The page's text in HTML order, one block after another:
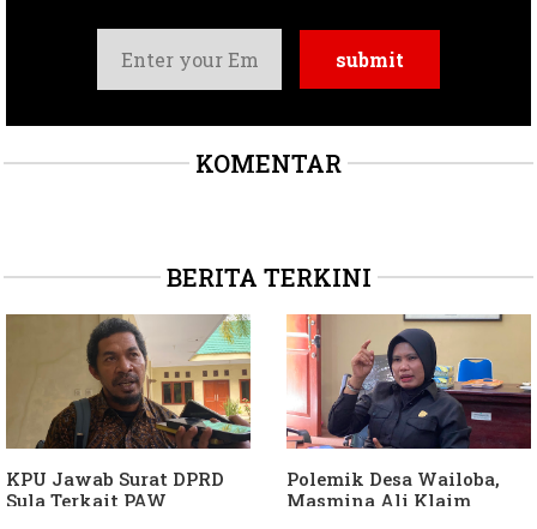
KOMENTAR
BERITA TERKINI
KPU Jawab Surat DPRD
Sula Terkait PAW
Polemik Desa Wailoba,
Masmina Ali Klaim